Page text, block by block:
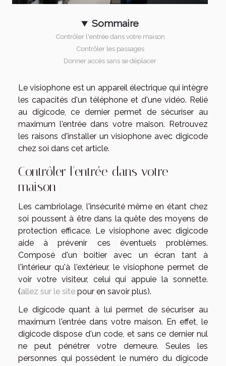
Sommaire
Contrôler l'entrée dans votre maison
Contrôler les passages
Donner accès sans se déplacer
Le visiophone est un appareil électrique qui intègre
les capacités d'un téléphone et d'une vidéo. Relié
au digicode, ce dernier permet de sécuriser au
maximum l'entrée dans votre maison. Retrouvez
les raisons d'installer un visiophone avec digicode
chez soi dans cet article.
Contrôler l'entrée dans votre
maison
Les cambriolage, l'insécurité même en étant chez
soi poussent à être dans la quête des moyens de
protection efficace. Le visiophone avec digicode
aide à prévenir ces éventuels problèmes.
Composé d'un boitier avec un écran tant à
l'intérieur qu'à l'extérieur, le visiophone permet de
voir votre visiteur, celui qui appuie la sonnette.
(allez sur le site pour en savoir plus).
Le digicode quant à lui permet de sécuriser au
maximum l'entrée dans votre maison. En effet, le
digicode dispose d'un code, et sans ce dernier nul
ne peut pénétrer votre demeure. Seules les
personnes qui possèdent le numéro du digicode